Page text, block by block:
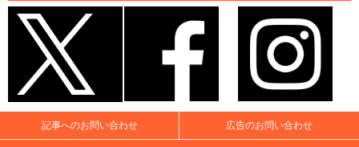
記事へのお問い合わせ 広告のお問い合わせ